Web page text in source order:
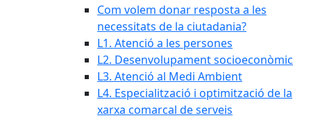
Com volem donar resposta a les
necessitats de la ciutadania?
L1. Atenció a les persones
L2. Desenvolupament socioeconòmic
L3. Atenció al Medi Ambient
L4. Especialització i optimització de la
xarxa comarcal de serveis